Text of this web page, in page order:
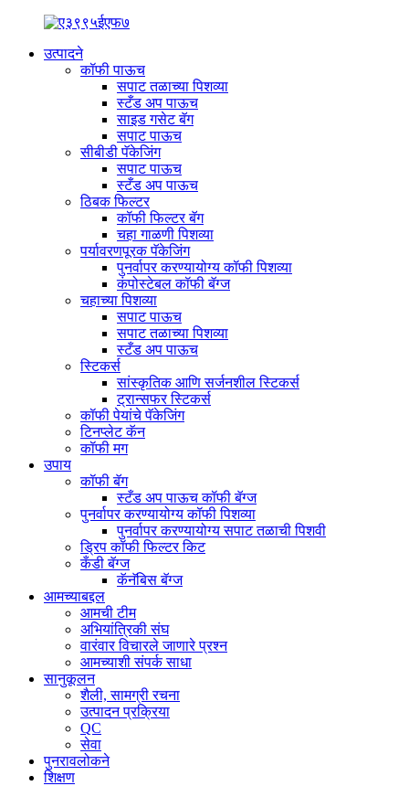
उत्पादने
कॉफी पाऊच
सपाट तळाच्या पिशव्या
स्टँड अप पाऊच
साइड गसेट बॅग
सपाट पाऊच
सीबीडी पॅकेजिंग
सपाट पाऊच
स्टँड अप पाऊच
ठिबक फिल्टर
कॉफी फिल्टर बॅग
चहा गाळणी पिशव्या
पर्यावरणपूरक पॅकेजिंग
पुनर्वापर करण्यायोग्य कॉफी पिशव्या
कंपोस्टेबल कॉफी बॅग्ज
चहाच्या पिशव्या
सपाट पाऊच
सपाट तळाच्या पिशव्या
स्टँड अप पाऊच
स्टिकर्स
सांस्कृतिक आणि सर्जनशील स्टिकर्स
ट्रान्सफर स्टिकर्स
कॉफी पेयांचे पॅकेजिंग
टिनप्लेट कॅन
कॉफी मग
उपाय
कॉफी बॅग
स्टँड अप पाऊच कॉफी बॅग्ज
पुनर्वापर करण्यायोग्य कॉफी पिशव्या
पुनर्वापर करण्यायोग्य सपाट तळाची पिशवी
ड्रिप कॉफी फिल्टर किट
कँडी बॅग्ज
कॅनॅबिस बॅग्ज
आमच्याबद्दल
आमची टीम
अभियांत्रिकी संघ
वारंवार विचारले जाणारे प्रश्न
आमच्याशी संपर्क साधा
सानुकूलन
शैली, सामग्री रचना
उत्पादन प्रक्रिया
QC
सेवा
पुनरावलोकने
शिक्षण